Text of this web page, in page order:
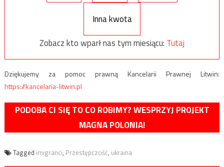
Inna kwota
Zobacz kto wparł nas tym miesiącu: Tutaj
Dziękujemy za pomoc prawną Kancelarii Prawnej Litwin:
https://kancelaria-litwin.pl
PODOBA CI SIĘ TO CO ROBIMY? WESPRZYJ PROJEKT
MAGNA POLONIA!
Tagged imigranci, Przestępczość, ukraina